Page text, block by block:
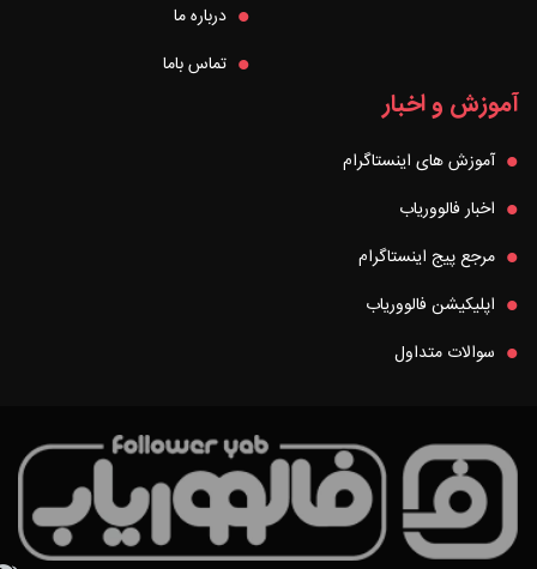
درباره ما
تماس باما
آموزش و اخبار
آموزش های اینستاگرام
اخبار فالووریاب
مرجع پیج اینستاگرام
اپلیکیشن فالووریاب
سوالات متداول